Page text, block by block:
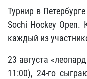
Турнир в
Sochi Hockey
каждый из
23 августа
11:00), 24-го